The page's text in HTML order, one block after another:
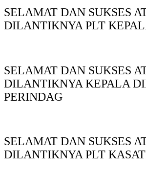
SELAMAT DAN SUKSES
DILANTIKNYA PLT
SELAMAT DAN SUKSES
DILANTIKNYA KEPALA
PERINDAG
SELAMAT DAN SUKSES
DILANTIKNYA PLT